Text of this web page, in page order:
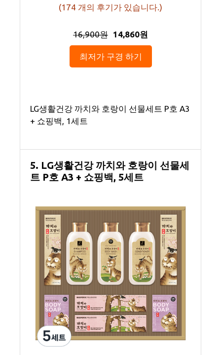
(174 개의 후기가 있습니다.)
16,900원 14,860원
최저가 구경 하기
LG생활건강 까치와 호랑이 선물세트 P호 A3
+ 쇼핑백, 1세트
5. LG생활건강 까치와 호랑이 선물세
트 P호 A3 + 쇼핑백, 5세트